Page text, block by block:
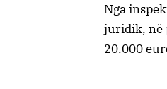
Nga
juridik, në
20.000